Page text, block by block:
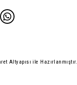
Altyapısı ile Hazırlanmıştır.